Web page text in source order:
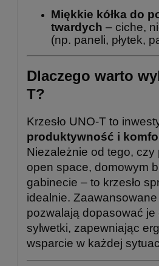
Miękkie kółka do
twardych – ciche,
(np. paneli, płytek,
Dlaczego warto
T?
Krzesło UNO-T to
produktywność i
Niezależnie od tego, czy
open space, domowym
gabinecie – to krzesło
idealnie.
pozwalają dopasować je
sylwetki, zapewniając
wsparcie w każdej